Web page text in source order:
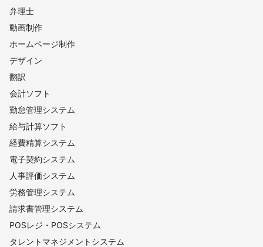
弁理士
動画制作
ホームページ制作
デザイン
翻訳
会計ソフト
勤怠管理システム
給与計算ソフト
経費精算システム
電子契約システム
人事評価システム
労務管理システム
請求書管理システム
POSレジ・POSシステム
タレントマネジメントシステム